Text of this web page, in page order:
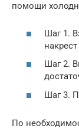
помощи
Шаг 1.
Шаг 2.
Шаг 3.
По